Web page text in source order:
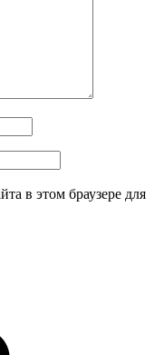
в этом браузере для